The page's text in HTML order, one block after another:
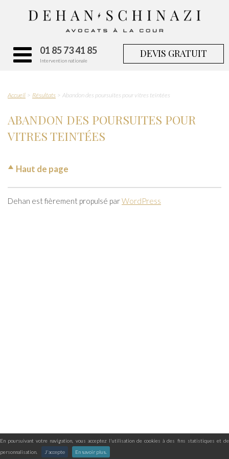
En poursuivant votre navigation, vous acceptez l'utilisation de cookies à des fins statistiques et de
personnalisation.
J'accepte En savoir plus.
01 85 73 41 85
Intervention nationale
DEVIS GRATUIT
Accueil Résultats Abandon des poursuites pour vitres teintées
ABANDON DES POURSUITES POUR
VITRES TEINTÉES
Haut de page
Dehan est fièrement propulsé parWordPress